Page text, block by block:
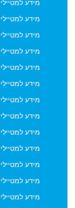
הסרה מהדיוור
הצטרפות והסרה
מידע
מידע
מידע
מידע
מידע
מידע
מידע
מידע
מידע
מידע
מידע
מידע
מידע